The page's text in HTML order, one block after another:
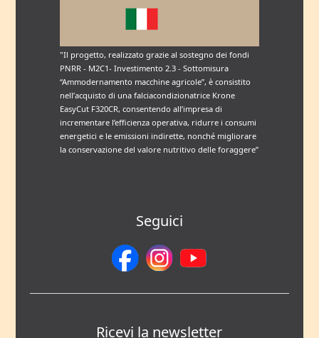
"Il progetto, realizzato grazie al sostegno dei fondi
PNRR - M2C1- Investimento 2.3 - Sottomisura
“Ammodernamento macchine agricole”, è consistito
nell’acquisto di una falciacondizionatrice Krone
EasyCut F320CR, consentendo all’impresa di
incrementare l’efficienza operativa, ridurre i consumi
energetici e le emissioni indirette, nonché migliorare
la conservazione del valore nutritivo delle foraggere”
Seguici
Ricevi la newsletter